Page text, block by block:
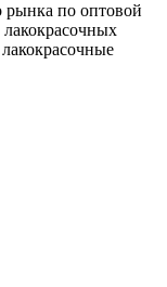
по оптовой